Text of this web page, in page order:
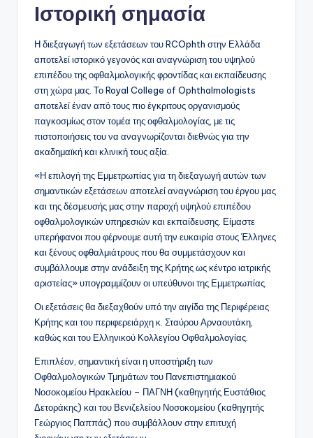
Ιστορική σημασία
Η διεξαγωγή των εξετάσεων του RCOphth στην Ελλάδα
αποτελεί ιστορικό γεγονός και αναγνώριση του υψηλού
επιπέδου της οφθαλμολογικής φροντίδας και εκπαίδευσης
στη χώρα μας. Το Royal College of Ophthalmologists
αποτελεί έναν από τους πιο έγκριτους οργανισμούς
παγκοσμίως στον τομέα της οφθαλμολογίας, με τις
πιστοποιήσεις του να αναγνωρίζονται διεθνώς για την
ακαδημαϊκή και κλινική τους αξία.
«Η επιλογή της Εμμετρωπίας για τη διεξαγωγή αυτών των
σημαντικών εξετάσεων αποτελεί αναγνώριση του έργου μας
και της δέσμευσής μας στην παροχή υψηλού επιπέδου
οφθαλμολογικών υπηρεσιών και εκπαίδευσης. Είμαστε
υπερήφανοι που φέρνουμε αυτή την ευκαιρία στους Έλληνες
και ξένους οφθαλμιάτρους που θα συμμετάσχουν και
συμβάλλουμε στην ανάδειξη της Κρήτης ως κέντρο ιατρικής
αριστείας» υπογραμμίζουν οι υπεύθυνοι της Εμμετρωπίας.
Οι εξετάσεις θα διεξαχθούν υπό την αιγίδα της Περιφέρειας
Κρήτης και του περιφερειάρχη κ. Σταύρου Αρναουτάκη,
καθώς και του Ελληνικού Κολλεγίου Οφθαλμολογίας.
Επιπλέον, σημαντική είναι η υποστήριξη των
Οφθαλμολογικών Τμημάτων του Πανεπιστημιακού
Νοσοκομείου Ηρακλείου – ΠΑΓΝΗ (καθηγητής Ευστάθιος
Δετοράκης) και του Βενιζελείου Νοσοκομείου (καθηγητής
Γεώργιος Παππάς) που συμβάλλουν στην επιτυχή